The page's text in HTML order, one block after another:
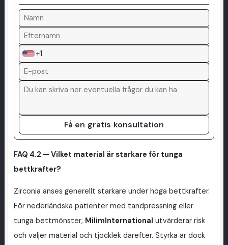
+1
Få en gratis konsultation
FAQ 4.2 — Vilket material är starkare för tunga
bettkrafter?
Zirconia anses generellt starkare under höga bettkrafter.
För nederländska patienter med tandpressning eller
tunga bettmönster, MilimInternational utvärderar risk
och väljer material och tjocklek därefter. Styrka är dock